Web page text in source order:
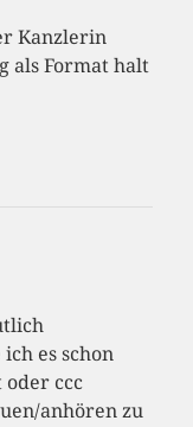
Kanzlerin
als Format halt
es schon
oder ccc
anhören zu